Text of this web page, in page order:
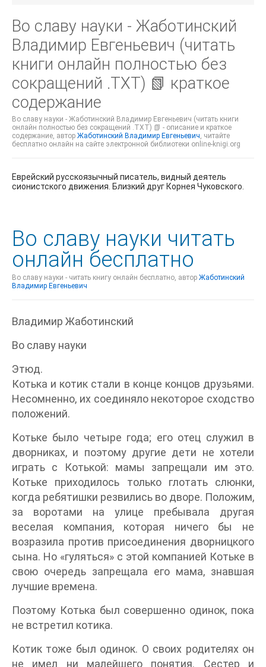
Во славу науки - Жаботинский
Владимир Евгеньевич (читать
книги онлайн полностью без
сокращений .TXT) 📗 краткое
содержание
Во славу науки - Жаботинский Владимир Евгеньевич (читать книги
онлайн полностью без сокращений .TXT) 📗 - описание и краткое
содержание, автор Жаботинский Владимир Евгеньевич, читайте
бесплатно онлайн на сайте электронной библиотеки online-knigi.org
Еврейский русскоязычный писатель, видный деятель
сионистского движения. Близкий друг Корнея Чуковского.
Во славу науки читать
онлайн бесплатно
Во славу науки - читать книгу онлайн бесплатно, автор Жаботинский
Владимир Евгеньевич
Владимир Жаботинский
Во славу науки
Этюд.
Котька и котик стали в конце концов друзьями.
Несомненно, их соединяло некоторое сходство
положений.
Котьке было четыре года; его отец служил в
дворниках, и поэтому другие дети не хотели
играть с Котькой: мамы запрещали им это.
Котьке приходилось только глотать слюнки,
когда ребятишки резвились во дворе. Положим,
за воротами на улице пребывала другая
веселая компания, которая ничего бы не
возразила против присоединения дворницкого
сына. Но «гуляться» с этой компанией Котьке в
свою очередь запрещала его мама, знавшая
лучшие времена.
Поэтому Котька был совершенно одинок, пока
не встретил котика.
Котик тоже был одинок. О своих родителях он
не имел ни малейшего понятия. Сестер и